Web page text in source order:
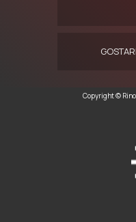
Copyright ©